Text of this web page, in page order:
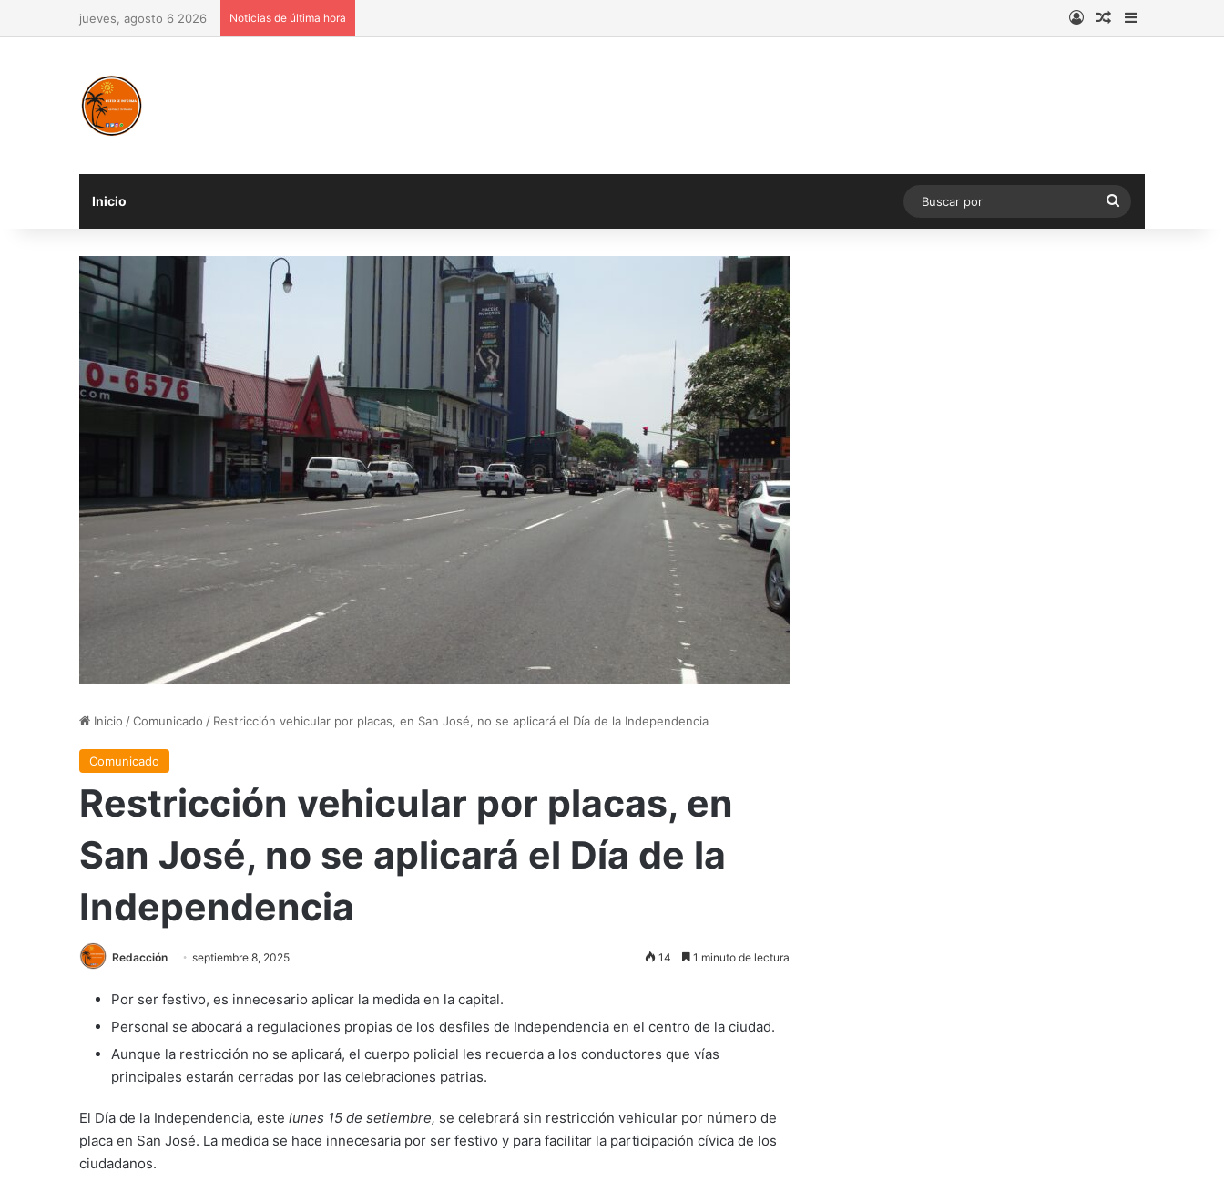
jueves, agosto 6 2026 Noticias de última hora AccesoPublicación al
Barra lateral
Inicio
Buscar
por
Inicio /Comunicado / Restricción vehicular por placas, en San José, no se aplicará el Día de la Independencia
Comunicado
Restricción vehicular por placas, en
San José, no se aplicará el Día de la
Independencia
Redacción septiembre 8, 2025 14 1 minuto de lectura
Por ser festivo, es innecesario aplicar la medida en la capital.
Personal se abocará a regulaciones propias de los desfiles de Independencia en el centro de la ciudad.
Aunque la restricción no se aplicará, el cuerpo policial les recuerda a los conductores que vías
principales estarán cerradas por las celebraciones patrias.
El Día de la Independencia, este lunes 15 de setiembre, se celebrará sin restricción vehicular por número de
placa en San José. La medida se hace innecesaria por ser festivo y para facilitar la participación cívica de los
ciudadanos.